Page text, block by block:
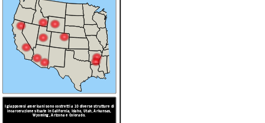
I giapponesi americani sono costretti a 10 diverse strutture di
incarcerazione situate inCalifornia, Idaho, Utah, Arkansas,
Wyoming,Arizona e Colorado.